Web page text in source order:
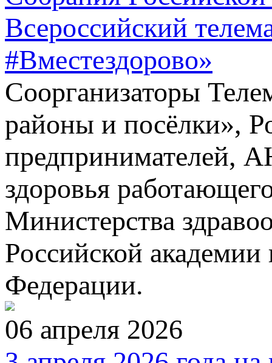
Всероссийский
#Вместездорово»
Соорганизаторы
районы и посёлки»,
предпринимателей,
здоровья
Министерства
Российской
Федерации.
06 апреля 2026